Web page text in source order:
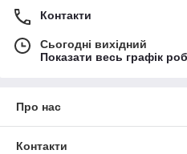
Контакти
Сьогодні вихідний
Показати весь графік
Про нас
Контакти